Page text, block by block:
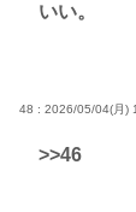
いい。
48 : 2026/05/04(月)
>>46